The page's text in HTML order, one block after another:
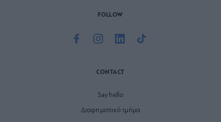
FOLLOW
CONTACT
Say hello
Διαφημιστικό τμήμα